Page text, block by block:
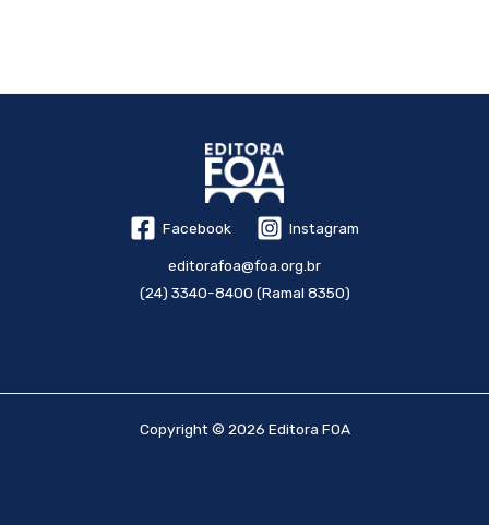
Facebook Instagram
editorafoa@foa.org.br
(24) 3340-8400 (Ramal 8350)
Copyright © 2026 Editora FOA